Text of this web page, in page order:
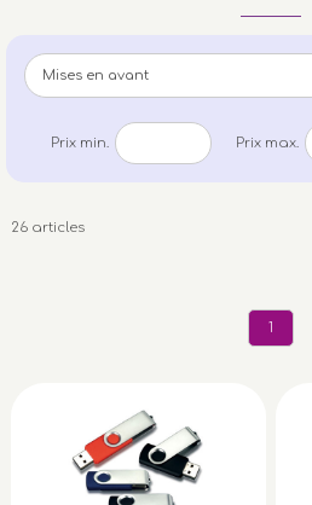
Prix min. Prix max.
26 articles
1